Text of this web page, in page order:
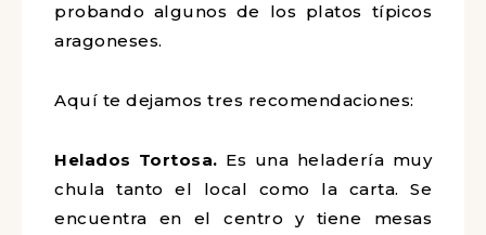
probando algunos de los platos típicos
aragoneses.
Aquí te dejamos tres recomendaciones:
Helados Tortosa. Es una heladería muy
chula tanto el local como la carta. Se
encuentra en el centro y tiene mesas